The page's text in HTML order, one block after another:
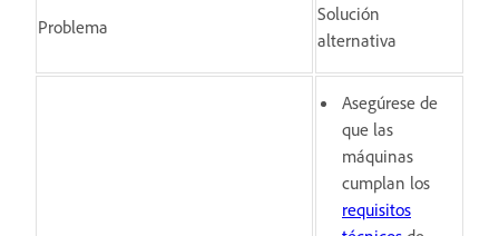
Problema
Solución
alternativa
Asegúrese de
que las
máquinas
cumplan los
requisitos